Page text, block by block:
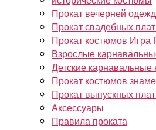
Прокат вечерней
Прокат свадебных
Прокат костюмов Игра
Взрослые
Детские
Прокат костюмов
Прокат выпускных
Аксессуары
Правила проката